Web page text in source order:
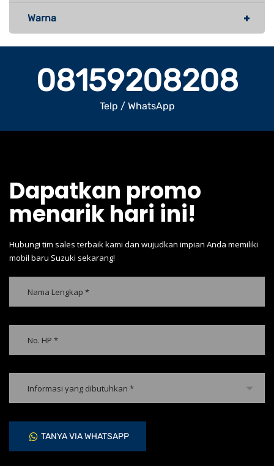
Warna
08159208208
Telp / WhatsApp
Dapatkan promo
menarik hari ini!
Hubungi tim sales terbaik kami dan wujudkan impian Anda memiliki
mobil baru Suzuki sekarang!
Informasi yang dibutuhkan *
TANYA VIA WHATSAPP